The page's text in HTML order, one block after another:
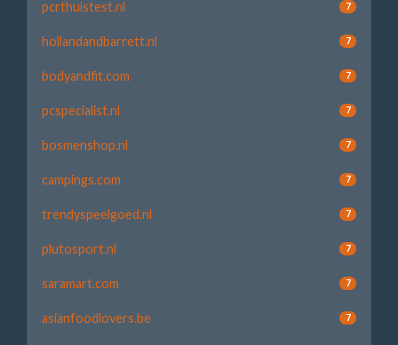
pcrthuistest.nl 7
hollandandbarrett.nl 7
bodyandfit.com 7
pcspecialist.nl 7
bosmenshop.nl 7
campings.com 7
trendyspeelgoed.nl 7
plutosport.nl 7
saramart.com 7
asianfoodlovers.be 7